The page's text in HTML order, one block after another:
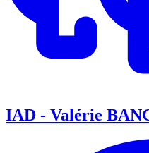
IAD - Valérie